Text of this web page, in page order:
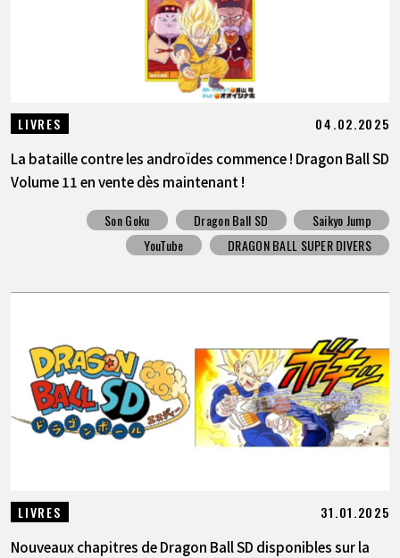
LIVRES 04.02.2025
La bataille contre les androïdes commence ! Dragon Ball SD
Volume 11 en vente dès maintenant !
Son Goku Dragon Ball SD
Saikyo Jump
YouTube
DRAGON BALL SUPER DIVERS
LIVRES 31.01.2025
Nouveaux chapitres de Dragon Ball SD disponibles sur la